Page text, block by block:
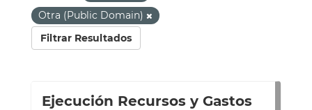
Otra (Public Domain)
Filtrar Resultados
Ejecución Recursos y Gastos